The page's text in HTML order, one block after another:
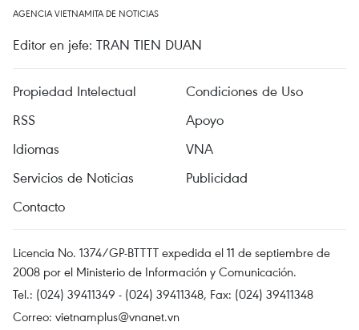
AGENCIA VIETNAMITA DE NOTICIAS
Editor en jefe: TRAN TIEN DUAN
Propiedad Intelectual
Condiciones de Uso
RSS
Apoyo
Idiomas
VNA
Servicios de Noticias
Publicidad
Contacto
Licencia No. 1374/GP-BTTTT expedida el 11 de septiembre de
2008 por el Ministerio de Información y Comunicación.
Tel.: (024) 39411349 - (024) 39411348, Fax: (024) 39411348
Correo: vietnamplus@vnanet.vn